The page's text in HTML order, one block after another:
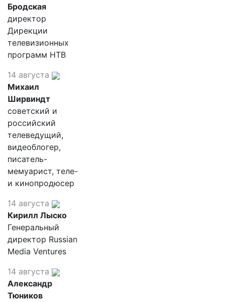
Бродская
директор
Дирекции
телевизионных
программ НТВ
14 августа
Михаил
Ширвиндт
советский и
российский
телеведущий,
видеоблогер,
писатель-
мемуарист, теле-
и кинопродюсер
14 августа
Кирилл Лыско
Генеральный
директор Russian
Media Ventures
14 августа
Александр
Тюников